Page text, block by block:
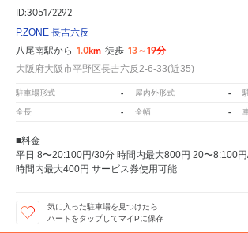
ID:305172292
P.ZONE 長吉六反
八尾南駅から 1.0km 徒歩 13～19分
大阪府大阪市平野区長吉六反2-6-33(近35)
駐車場形式 - 屋内外形式 -
全長 - 全幅 -
■料金
平日 8〜20:100円/30分 時間内最大800円 20〜8:100
時間内最大400円 サービス券使用可能
気に入った駐車場を見つけたら
ハートをタップしてマイPに保存